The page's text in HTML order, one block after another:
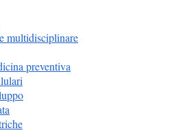
multidisciplinare
preventiva